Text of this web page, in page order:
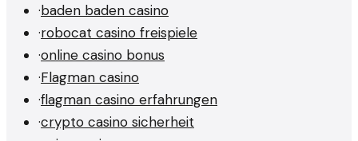
·baden baden casino
·robocat casino freispiele
·online casino bonus
·Flagman casino
·flagman casino erfahrungen
·crypto casino sicherheit